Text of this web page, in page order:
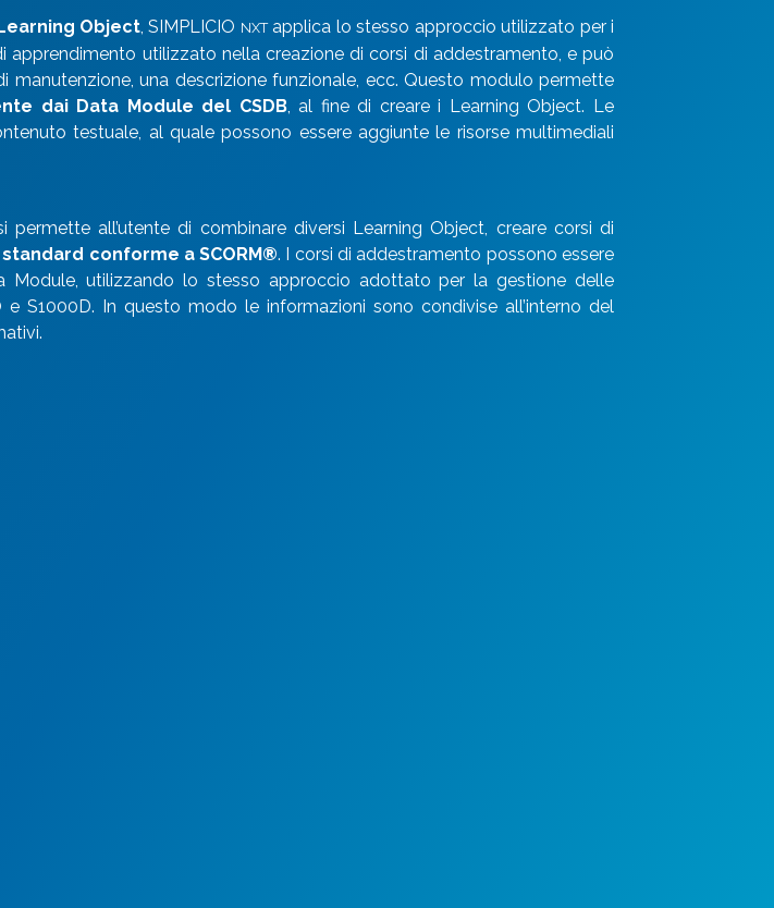
Object, SIMPLICIO NXTapplica lo stesso approccio utilizzato per i
utilizzato nella creazione di corsi di addestramento, e può
manutenzione, una descrizione funzionale, ecc. Questo modulo permette
dai Data Module del CSDB, al fine di creare i Learning Object. Le
testuale, al quale possono essere aggiunte le risorse multimediali
all’utente di combinare diversi Learning Object, creare corsi di
conforme a SCORM®. I corsi di addestramento possono essere
utilizzando lo stesso approccio adottato per la gestione delle
S1000D. In questo modo le informazioni sono condivise all’interno del